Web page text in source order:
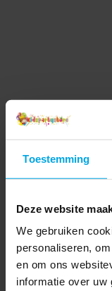
Toestemming
Deze website
We gebruiken
personaliseren,
en om ons
informatie over uw